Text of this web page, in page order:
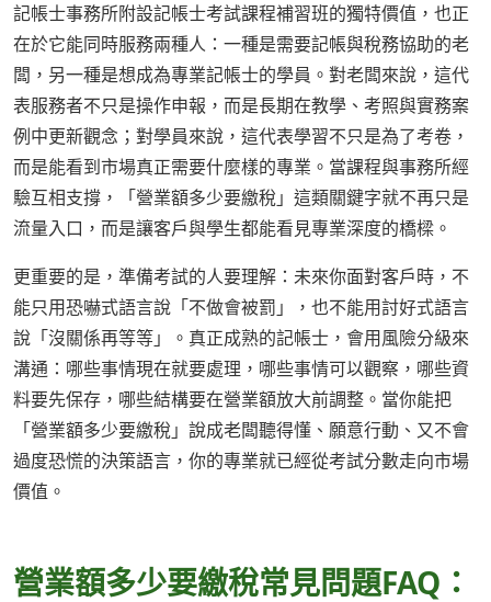
記帳士事務所附設記帳士考試課程補習班的獨特價值，也正
在於它能同時服務兩種人：一種是需要記帳與稅務協助的老
闆，另一種是想成為專業記帳士的學員。對老闆來說，這代
表服務者不只是操作申報，而是長期在教學、考照與實務案
例中更新觀念；對學員來說，這代表學習不只是為了考卷，
而是能看到市場真正需要什麼樣的專業。當課程與事務所經
驗互相支撐，「營業額多少要繳稅」這類關鍵字就不再只是
流量入口，而是讓客戶與學生都能看見專業深度的橋樑。
更重要的是，準備考試的人要理解：未來你面對客戶時，不
能只用恐嚇式語言說「不做會被罰」，也不能用討好式語言
說「沒關係再等等」。真正成熟的記帳士，會用風險分級來
溝通：哪些事情現在就要處理，哪些事情可以觀察，哪些資
料要先保存，哪些結構要在營業額放大前調整。當你能把
「營業額多少要繳稅」說成老闆聽得懂、願意行動、又不會
過度恐慌的決策語言，你的專業就已經從考試分數走向市場
價值。
營業額多少要繳稅常見問題FAQ：